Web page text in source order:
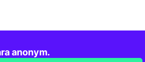
anonym.